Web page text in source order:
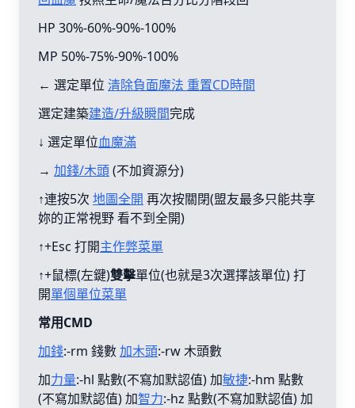
HP 30%-60%-90%-100%
MP 50%-75%-90%-100%
← 選定單位 清除負面魔法 重置CD時間
選定建築建造/升級瞬間完成
↓ 選定單位血魔滿
→ 加錢/木頭(不加資源分)
↑連按5次 地圖全開 再次按關閉(盟友最多只能共享
妳的正常視野 看不到全開)
↑+Esc 打開主作弊菜單
↑+鼠標(左鍵)雙擊單位(也就是3次選擇該單位) 打
開單個單位菜單
常用CMD
加錢:-rm 錢數加木頭:-rw 木頭數
加力量:-hl 點數(不寫加默認值) 加敏捷:-hm 點數
(不寫加默認值) 加智力:-hz 點數(不寫加默認值) 加